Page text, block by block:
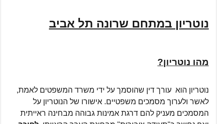
נוטריון במתחם שרונה תל אביב
מהו נוטריון?
נוטריון הוא עורך דין שהוסמך על ידי משרד המשפטים לאמת,
לאשר ולערוך מסמכים משפטיים. אישורו של הנוטריון על
המסמכים מעניק להם דרגת אמינות גבוהה מבחינה ראייתית